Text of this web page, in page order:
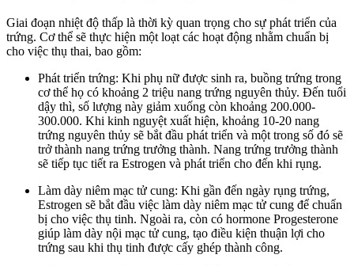
Giai đoạn nhiệt độ thấp là thời kỳ quan trọng cho sự phát triển của
trứng. Cơ thể sẽ thực hiện một loạt các hoạt động nhằm chuẩn bị
cho việc thụ thai, bao gồm:
Phát triển trứng: Khi phụ nữ được sinh ra, buồng trứng trong
cơ thể họ có khoảng 2 triệu nang trứng nguyên thủy. Đến tuổi
dậy thì, số lượng này giảm xuống còn khoảng 200.000-
300.000. Khi kinh nguyệt xuất hiện, khoảng 10-20 nang
trứng nguyên thủy sẽ bắt đầu phát triển và một trong số đó sẽ
trở thành nang trứng trưởng thành. Nang trứng trưởng thành
sẽ tiếp tục tiết ra Estrogen và phát triển cho đến khi rụng.
Làm dày niêm mạc tử cung: Khi gần đến ngày rụng trứng,
Estrogen sẽ bắt đầu việc làm dày niêm mạc tử cung để chuẩn
bị cho việc thụ tinh. Ngoài ra, còn có hormone Progesterone
giúp làm dày nội mạc tử cung, tạo điều kiện thuận lợi cho
trứng sau khi thụ tinh được cấy ghép thành công.